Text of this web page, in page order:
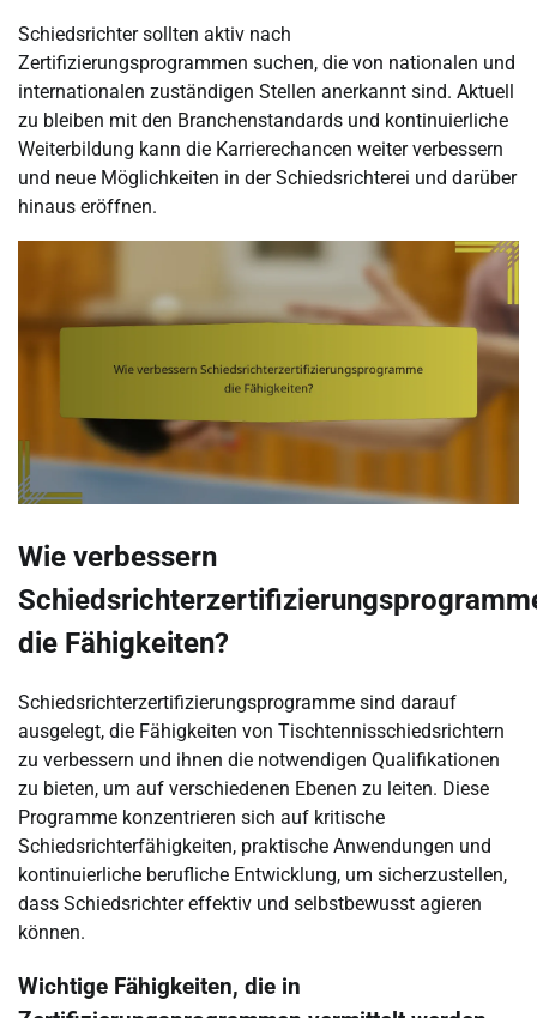
Schiedsrichter sollten aktiv nach
Zertifizierungsprogrammen suchen, die von nationalen und
internationalen zuständigen Stellen anerkannt sind. Aktuell
zu bleiben mit den Branchenstandards und kontinuierliche
Weiterbildung kann die Karrierechancen weiter verbessern
und neue Möglichkeiten in der Schiedsrichterei und darüber
hinaus eröffnen.
Wie verbessern
die Fähigkeiten?
Schiedsrichterzertifizierungsprogramme sind darauf
ausgelegt, die Fähigkeiten von Tischtennisschiedsrichtern
zu verbessern und ihnen die notwendigen Qualifikationen
zu bieten, um auf verschiedenen Ebenen zu leiten. Diese
Programme konzentrieren sich auf kritische
Schiedsrichterfähigkeiten, praktische Anwendungen und
kontinuierliche berufliche Entwicklung, um sicherzustellen,
dass Schiedsrichter effektiv und selbstbewusst agieren
können.
Wichtige Fähigkeiten, die in